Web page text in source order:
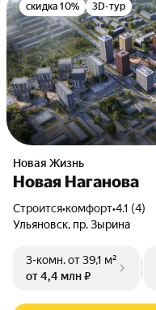
скидка 10% 3D-тур
Новая Жизнь
Новая Наганова
Строится•комфорт•4.1 (4)
Ульяновск, пр. Зырина
3-комн.от 39,1 м²
от 4,4 млн ₽